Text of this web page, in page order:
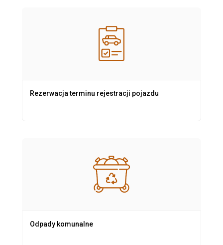
Rezerwacja terminu rejestracji pojazdu
Odpady komunalne